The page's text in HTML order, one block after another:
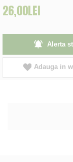
26,00LEI
Alerta
Adauga in